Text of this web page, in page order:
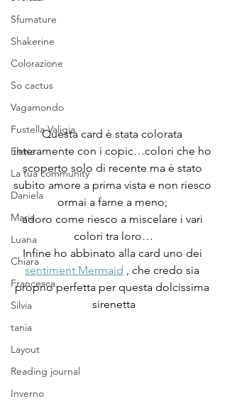
Sfumature
Shakerine
Colorazione
So cactus
Vagamondo
Fustella Valigia
Elena
La tua community
Daniela
Maria
Luana
Chiara
Francesca
Silvia
tania
Layout
Reading journal
Inverno
Questa card è stata colorata
interamente con i copic…colori che ho
scoperto solo di recente ma è stato
subito amore a prima vista e non riesco
ormai a farne a meno;
adoro come riesco a miscelare i vari
colori tra loro…
Infine ho abbinato alla card uno dei
sentiment Mermaid , che credo sia
proprio perfetta per questa dolcissima
sirenetta